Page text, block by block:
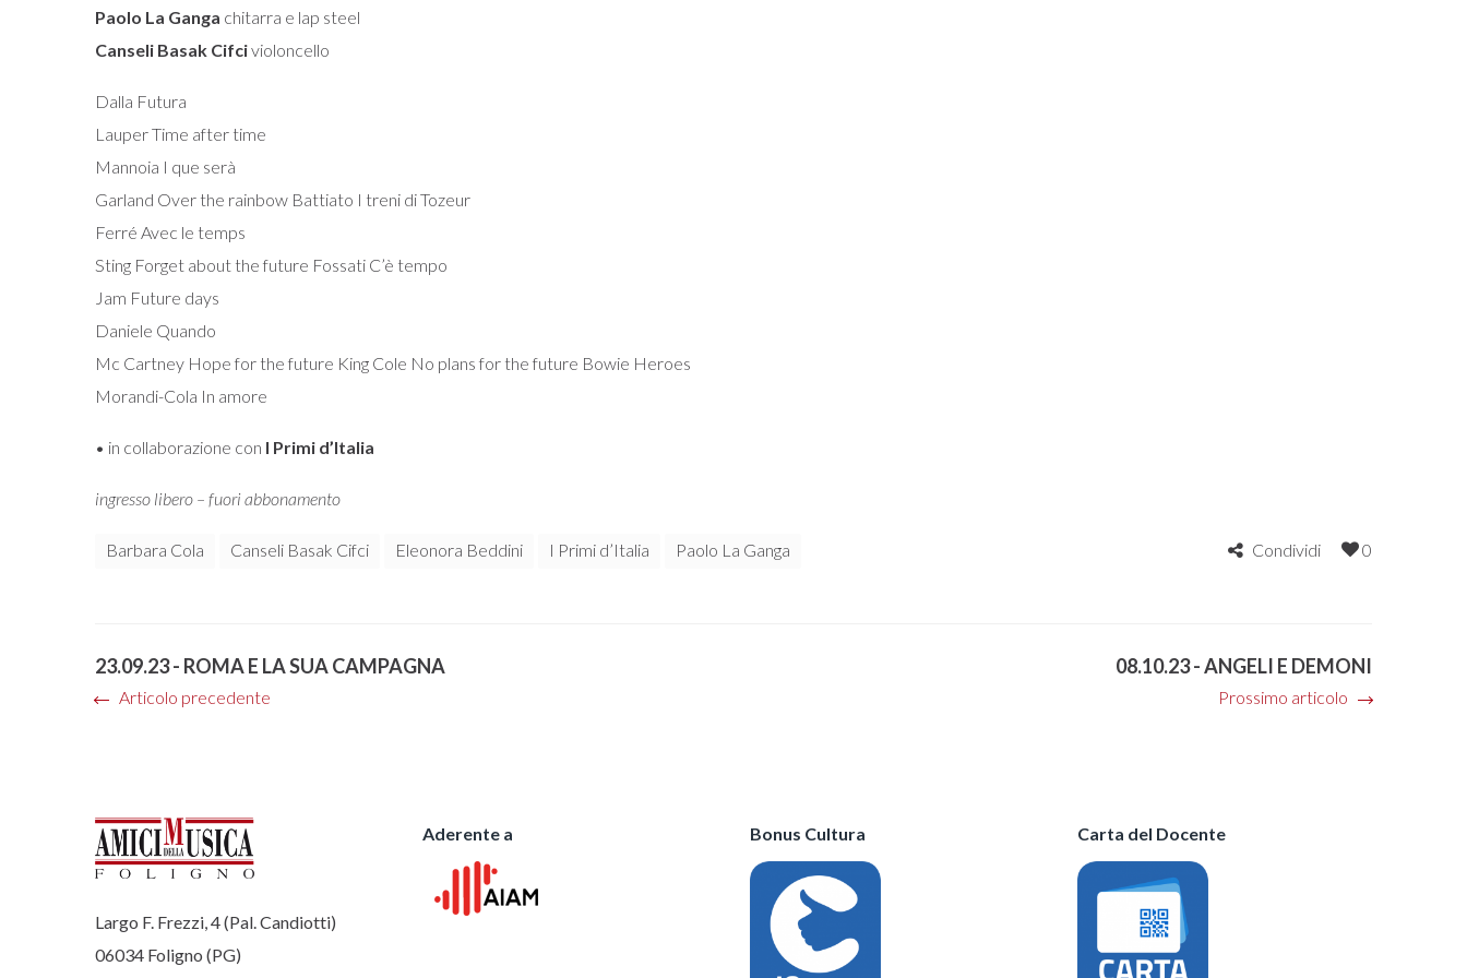
Paolo La Ganga chitarra e lap steel
Canseli Basak Cifcivioloncello
Dalla Futura
Lauper Time after time
Mannoia I que serà
Garland Over the rainbow Battiato I treni di Tozeur
Ferré Avec le temps
Sting Forget about the future Fossati C’è tempo
Jam Future days
Daniele Quando
Mc Cartney Hope for the future King Cole No plans for the future Bowie Heroes
Morandi-Cola In amore
• in collaborazione con I Primi d’Italia
ingresso libero – fuori abbonamento
Barbara Cola Canseli Basak Cifci Eleonora Beddini I Primi d’Italia Paolo La Ganga Condividi 0
23.09.23 - ROMA E LA SUA CAMPAGNA
Articolo precedente
08.10.23 - ANGELI E DEMONI
Prossimo articolo
Largo F. Frezzi, 4 (Pal. Candiotti)
06034 Foligno (PG)
Aderente a Bonus Cultura Carta del Docente